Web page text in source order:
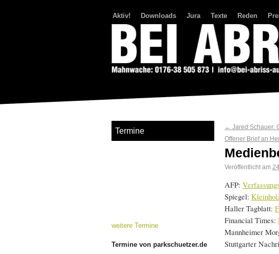
Aktiv! Downloads Jura Texte Reden
← Jared Schauer:
Offener Brief an
Veröffentlicht am
AFP:
Spiegel:
Haller Tagblatt:
Financial Times:
Mannheimer
Stuttgarter
Termine
weitere Termine
Termine von parkschuetzer.de